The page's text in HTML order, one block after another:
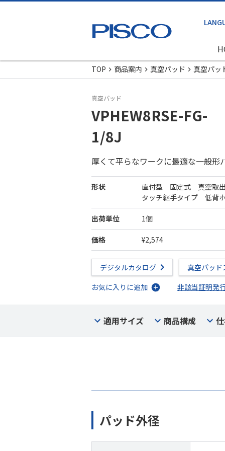
TOP 商品案内 真空パッド 真空パッ
真空パッド
VPHEW8RSE-FG-
1/8J
厚くて平らなワークに最適な一般形
形状
直付型 固定式 真空取
タッチ継手タイプ 低背
出荷単位 1個
価格 ¥2,574
デジタルカタログ
真空パッド
お気に入りに追加
非該当証明発
適用サイズ 商品構成
パッド外径